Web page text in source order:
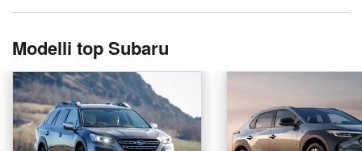
Modelli top Subaru